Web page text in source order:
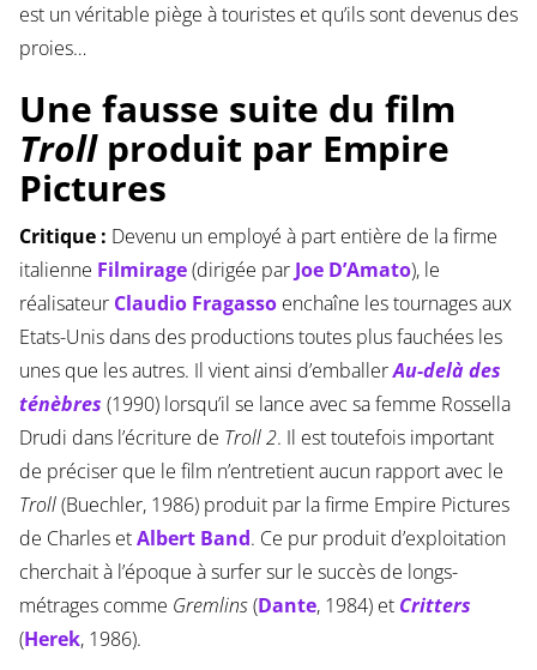
est un véritable piège à touristes et qu’ils sont devenus des
proies…
Une fausse suite du film
Trollproduit par Empire
Pictures
Critique : Devenu un employé à part entière de la firme
italienne Filmirage(dirigée par Joe D’Amato), le
réalisateur Claudio Fragassoenchaîne les tournages aux
Etats-Unis dans des productions toutes plus fauchées les
unes que les autres. Il vient ainsi d’emballerAu-delà des
ténèbres (1990) lorsqu’il se lance avec sa femme Rossella
Drudi dans l’écriture de Troll 2. Il est toutefois important
de préciser que le film n’entretient aucun rapport avec le
Troll(Buechler, 1986) produit par la firme Empire Pictures
de Charles etAlbert Band. Ce pur produit d’exploitation
cherchait à l’époque à surfer sur le succès de longs-
métrages comme Gremlins(Dante, 1984) et Critters
(Herek, 1986).